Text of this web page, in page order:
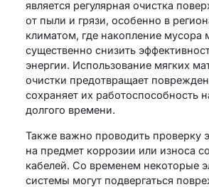
является регулярная очистка
от пыли и грязи, особенно в
климатом, где накопление мусора
существенно снизить
энергии. Использование мягких
очистки предотвращает
сохраняет их работоспособность
долгого времени.
Также важно проводить проверку
на предмет коррозии или износа
кабелей. Со временем некоторые
системы могут подвергаться